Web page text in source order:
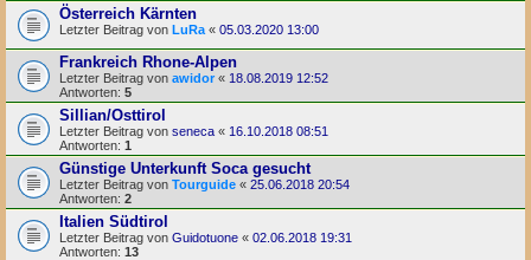
Österreich Kärnten
Letzter Beitrag von LuRa « 05.03.2020 13:00
Frankreich Rhone-Alpen
Letzter Beitrag von awidor « 18.08.2019 12:52
Antworten: 5
Sillian/Osttirol
Letzter Beitrag von seneca « 16.10.2018 08:51
Antworten: 1
Günstige Unterkunft Soca gesucht
Letzter Beitrag von Tourguide « 25.06.2018 20:54
Antworten: 2
Italien Südtirol
Letzter Beitrag von Guidotuone « 02.06.2018 19:31
Antworten: 13